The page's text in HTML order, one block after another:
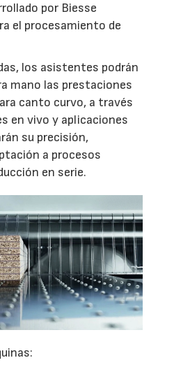
por Biesse
el procesamiento de
los asistentes podrán
mano las prestaciones
canto curvo, a través
en vivo y aplicaciones
su precisión,
a procesos
en serie.